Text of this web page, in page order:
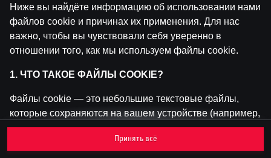
Ниже вы найдёте информацию об использовании нами
файлов cookie и причинах их применения. Для нас
важно, чтобы вы чувствовали себя уверенно в
отношении того, как мы используем файлы cookie.
1. ЧТО ТАКОЕ ФАЙЛЫ COOKIE?
Файлы cookie — это небольшие текстовые файлы,
которые сохраняются на вашем устройстве (например,
на компьютере, мобильном телефоне или планшете)
при посещении наших веб-сайтов. Размещение
Принять всё